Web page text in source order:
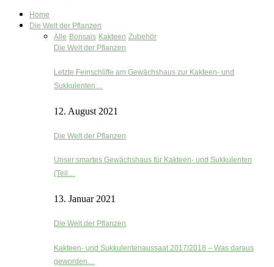
Home
Die Welt der Pflanzen
Alle Bonsais Kakteen Zubehör
Die Welt der Pflanzen
Letzte Feinschliffe am Gewächshaus zur Kakteen- und
Sukkulenten…
12. August 2021
Die Welt der Pflanzen
Unser smartes Gewächshaus für Kakteen- und Sukkulenten
(Teil…
13. Januar 2021
Die Welt der Pflanzen
Kakteen- und Sukkulentenaussaat 2017/2018 – Was daraus
geworden…